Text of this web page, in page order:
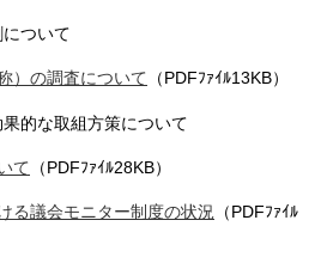
ついて
）の調査について （PDFﾌｧｲﾙ13KB）
的な取組方策について
て （PDFﾌｧｲﾙ28KB）
る議会モニター制度の状況 （PDFﾌｧｲﾙ